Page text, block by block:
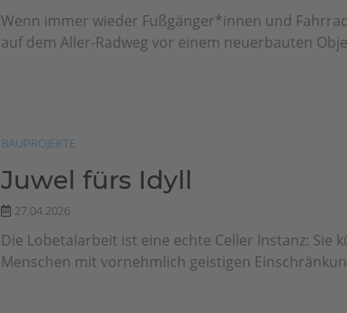
Wenn immer wieder Fuß­gänger*innen und
auf dem Aller-Radweg vor einem neuerbauten
BAUPROJEKTE
Juwel fürs Idyll
27.04.2026
Die Lobetalarbeit ist eine echte Celler Instanz: Sie
Menschen mit vornehmlich geistigen